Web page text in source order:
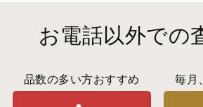
お電話以外での
品数の多い方おすすめ 毎月